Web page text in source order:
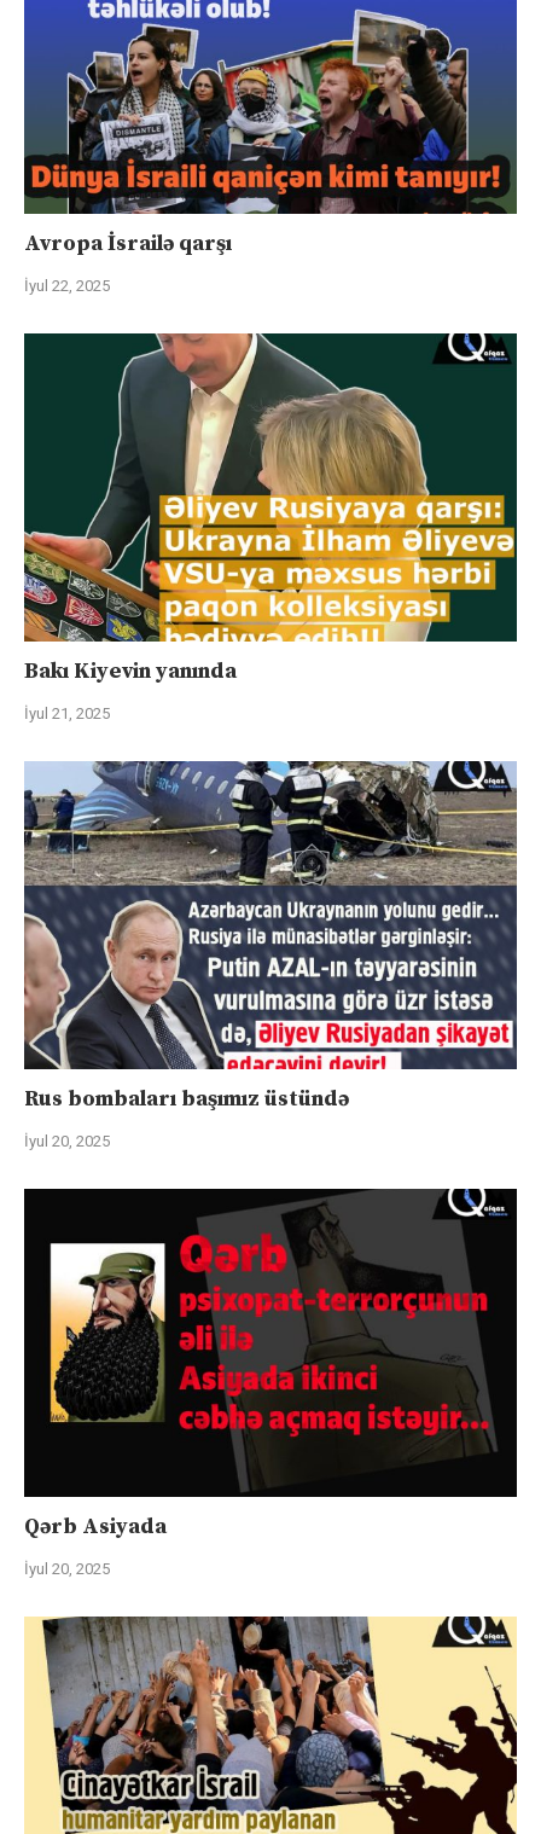
Avropa İsrailə qarşı
İyul 22, 2025
Bakı Kiyevin yanında
İyul 21, 2025
Rus bombaları başımız üstündə
İyul 20, 2025
Qərb Asiyada
İyul 20, 2025